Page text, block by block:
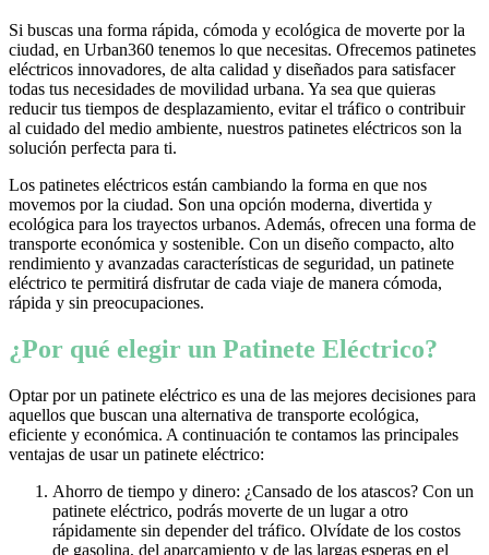
Si buscas una forma rápida, cómoda y ecológica de moverte por la
ciudad, en Urban360 tenemos lo que necesitas. Ofrecemos patinetes
eléctricos innovadores, de alta calidad y diseñados para satisfacer
todas tus necesidades de movilidad urbana. Ya sea que quieras
reducir tus tiempos de desplazamiento, evitar el tráfico o contribuir
al cuidado del medio ambiente, nuestros patinetes eléctricos son la
solución perfecta para ti.
Los patinetes eléctricos están cambiando la forma en que nos
movemos por la ciudad. Son una opción moderna, divertida y
ecológica para los trayectos urbanos. Además, ofrecen una forma de
transporte económica y sostenible. Con un diseño compacto, alto
rendimiento y avanzadas características de seguridad, un patinete
eléctrico te permitirá disfrutar de cada viaje de manera cómoda,
rápida y sin preocupaciones.
¿Por qué elegir un Patinete Eléctrico?
Optar por un patinete eléctrico es una de las mejores decisiones para
aquellos que buscan una alternativa de transporte ecológica,
eficiente y económica. A continuación te contamos las principales
ventajas de usar un patinete eléctrico:
Ahorro de tiempo y dinero: ¿Cansado de los atascos? Con un
patinete eléctrico, podrás moverte de un lugar a otro
rápidamente sin depender del tráfico. Olvídate de los costos
de gasolina, del aparcamiento y de las largas esperas en el